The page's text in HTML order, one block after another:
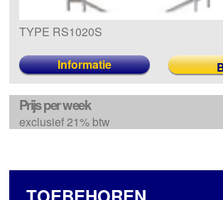
TYPE RS1020S
Informatie
Prijs per week
exclusief 21% btw